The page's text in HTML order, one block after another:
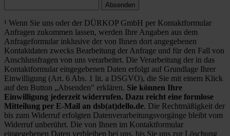
Absenden
¹ Wenn Sie uns oder der DÜRKOP GmbH per Kontaktformular
Anfragen zukommen lassen, werden Ihre Angaben aus dem
Anfrageformular inklusive der von Ihnen dort angegebenen
Kontaktdaten zwecks Bearbeitung der Anfrage und für den Fall von
Anschlussfragen von uns verarbeitet. Die Verarbeitung der in das
Kontaktformular eingegebenen Daten erfolgt auf Grundlage Ihrer
Einwilligung (Art. 6 Abs. 1 lit. a DSGVO), die Sie mit einem Klick
auf den Button „Absenden" erklären. Sie können Ihre
Einwilligung jederzeit widerrufen. Dazu reicht eine formlose
Mitteilung per E-Mail an dsb(at)dello.de. Die Rechtmäßigkeit der
bis zum Widerruf erfolgten Datenverarbeitungsvorgänge bleibt vom
Widerruf unberührt. Die von Ihnen im Kontaktformular
eingegebenen Daten verbleiben bei uns, bis Sie uns zur Löschung